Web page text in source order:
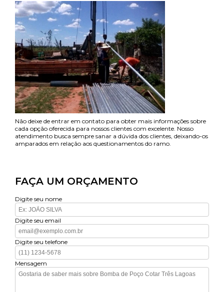
Não deixe de entrar em contato para obter mais informações sobre
cada opção oferecida para nossos clientes com excelente. Nosso
atendimento busca sempre sanar a dúvida dos clientes, deixando-os
amparados em relação aos questionamentos do ramo.
FAÇA UM ORÇAMENTO
Digite seu nome
Digite seu email
Digite seu telefone
Mensagem